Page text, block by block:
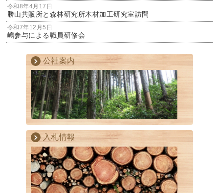
令和8年4月17日
勝山共販所と森林研究所木材加工研究室訪問
令和7年12月5日
嶋参与による職員研修会
公社案内
入札情報